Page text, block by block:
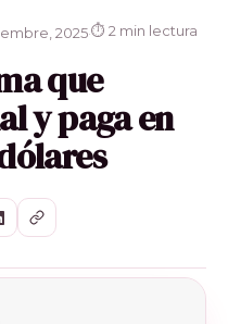
2025·⏱ 2 min lectura
que
y paga en